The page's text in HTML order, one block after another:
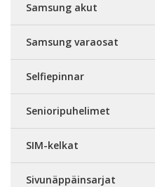
Samsung akut
Samsung varaosat
Selfiepinnar
Senioripuhelimet
SIM-kelkat
Sivunäppäinsarjat